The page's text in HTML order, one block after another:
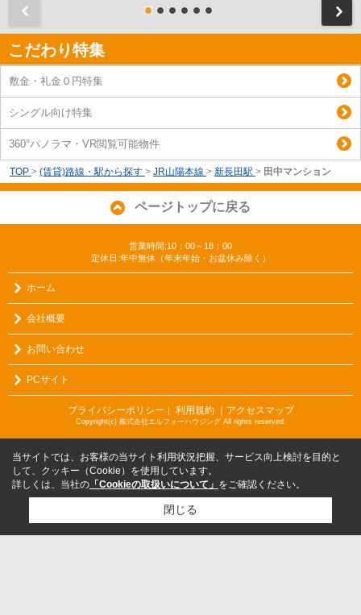
こだわり特集
敷金・礼金０円特集
シングル向け特集
360°パノラマ・VR閲覧可能物件
TOP > (賃貸)路線・駅から探す > JR山陽本線 > 新長田駅 > 田中マンション
ページトップに戻る
営業時間:10：00～18：00
定休日:年中無休（年末年始・お盆休み除く）
ホーム
会社概要
お問い合わせ
PCサイト
プライバシーポリシー 利用規約 ｜アクセスマップ
Copyright(c) 株式会社エルフォーハウジング All rights reserved.
当サイトでは、お客様の当サイト利用状況把握、サービス向上検討を目的と
して、クッキー（Cookie）を使用しています。
詳しくは、当社の 「Cookieの取扱いについて」 をご確認ください。
閉じる